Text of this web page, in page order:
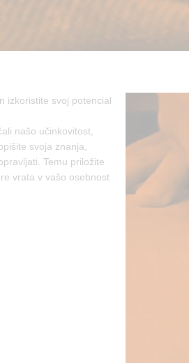
izkoristite svoj potencial
našo učinkovitost,
svoja znanja,
Temu priložite
vrata v vašo osebnost